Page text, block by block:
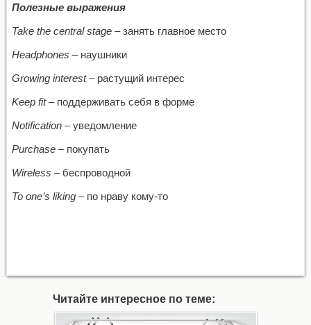
Полезные выражения
Take the central stage – занять главное место
Headphones – наушники
Growing interest– растущий интерес
Keep fit– поддерживать себя в форме
Notification – уведомление
Purchase – покупать
Wireless – беспроводной
To one’s liking – по нраву кому-то
Читайте интересное по теме: